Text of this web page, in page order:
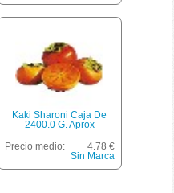
Kaki Sharoni Caja De
2400.0 G. Aprox
Precio medio:
4.78 €
Sin Marca